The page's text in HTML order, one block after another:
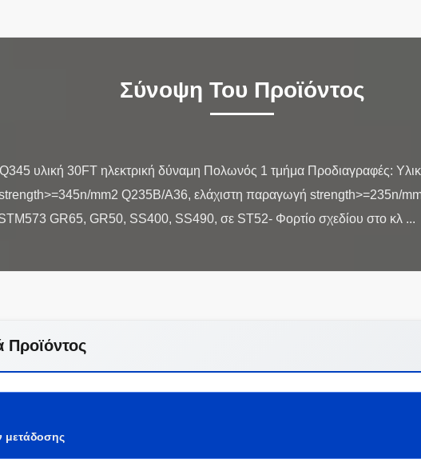
Σύνοψη Του Προϊόντος
υλική 30FT ηλεκτρική δύναμη Πολωνός 1 τμήμα Προδιαγραφές:
mm2 Q235B/A36, ελάχιστη παραγωγή strength>=235n/
Προϊόντος
μετάδοσης